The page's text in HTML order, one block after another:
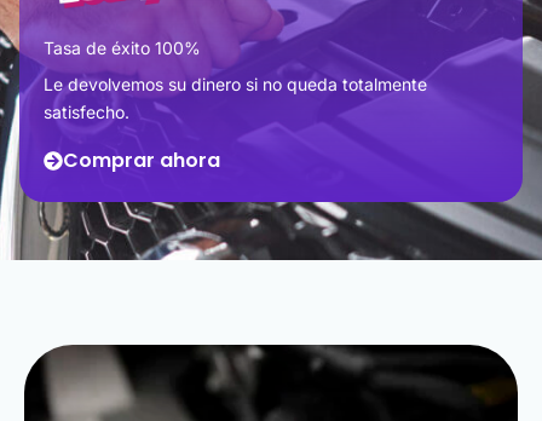
Tasa de éxito 100%
Le devolvemos su dinero si no queda totalmente
satisfecho.
Comprar ahora